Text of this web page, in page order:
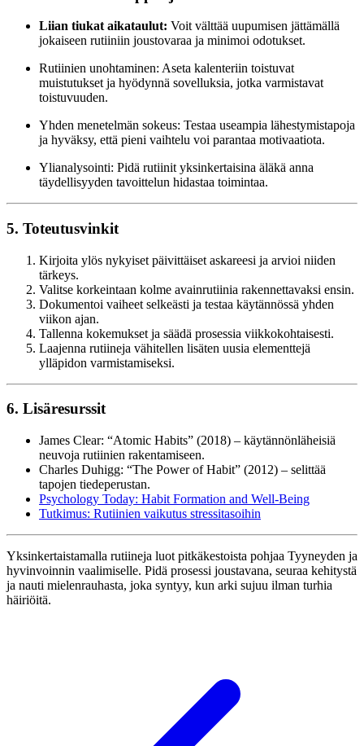
Liian tiukat aikataulut: Voit välttää uupumisen jättämällä
jokaiseen rutiiniin joustovaraa ja minimoi odotukset.
Rutiinien unohtaminen: Aseta kalenteriin toistuvat
muistutukset ja hyödynnä sovelluksia, jotka varmistavat
toistuvuuden.
Yhden menetelmän sokeus: Testaa useampia lähestymistapoja
ja hyväksy, että pieni vaihtelu voi parantaa motivaatiota.
Ylianalysointi: Pidä rutiinit yksinkertaisina äläkä anna
täydellisyyden tavoittelun hidastaa toimintaa.
5. Toteutusvinkit
Kirjoita ylös nykyiset päivittäiset askareesi ja arvioi niiden
tärkeys.
Valitse korkeintaan kolme avainrutiinia rakennettavaksi ensin.
Dokumentoi vaiheet selkeästi ja testaa käytännössä yhden
viikon ajan.
Tallenna kokemukset ja säädä prosessia viikkokohtaisesti.
Laajenna rutiineja vähitellen lisäten uusia elementtejä
ylläpidon varmistamiseksi.
6. Lisäresurssit
James Clear: “Atomic Habits” (2018) – käytännönläheisiä
neuvoja rutiinien rakentamiseen.
Charles Duhigg: “The Power of Habit” (2012) – selittää
tapojen tiedeperustan.
Psychology Today: Habit Formation and Well-Being
Tutkimus: Rutiinien vaikutus stressitasoihin
Yksinkertaistamalla rutiineja luot pitkäkestoista pohjaa Tyyneyden ja
hyvinvoinnin vaalimiselle. Pidä prosessi joustavana, seuraa kehitystä
ja nauti mielenrauhasta, joka syntyy, kun arki sujuu ilman turhia
häiriöitä.